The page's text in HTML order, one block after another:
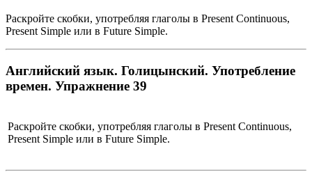
Раскройте скобки, употребляя глаголы в Present Continuous,
Present Simple или в Future Simple.
Английский язык. Голицынский. Употребление
времен. Упражнение 39
Раскройте скобки, употребляя глаголы в Present Continuous,
Present Simple или в Future Simple.